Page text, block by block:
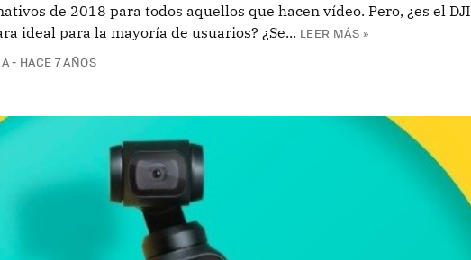
de 2018 para todos aquellos que hacen vídeo. Pero, ¿es el DJI
ideal para la mayoría de usuarios? ¿Se... LEER MÁS »
HACE 7 AÑOS